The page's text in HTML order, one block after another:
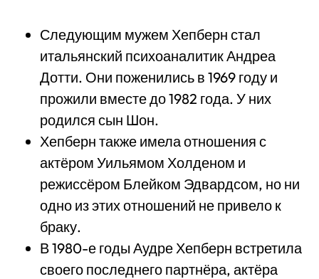
Следующим мужем Хепберн стал
итальянский психоаналитик Андреа
Дотти. Они поженились в 1969 году и
прожили вместе до 1982 года. У них
родился сын Шон.
Хепберн также имела отношения с
актёром Уильямом Холденом и
режиссёром Блейком Эдвардсом, но ни
одно из этих отношений не привело к
браку.
В 1980-е годы Аудре Хепберн встретила
своего последнего партнёра, актёра